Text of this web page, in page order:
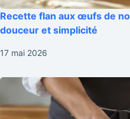
Recette flan aux œufs de
douceur et simplicité
17 mai 2026